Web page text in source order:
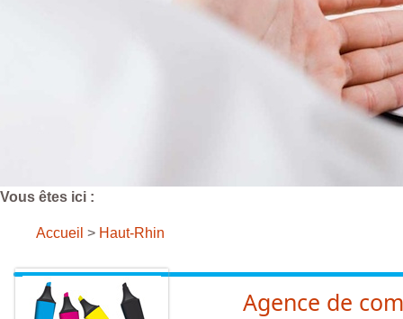
Vous êtes ici :
Accueil > Haut-Rhin
Agence de